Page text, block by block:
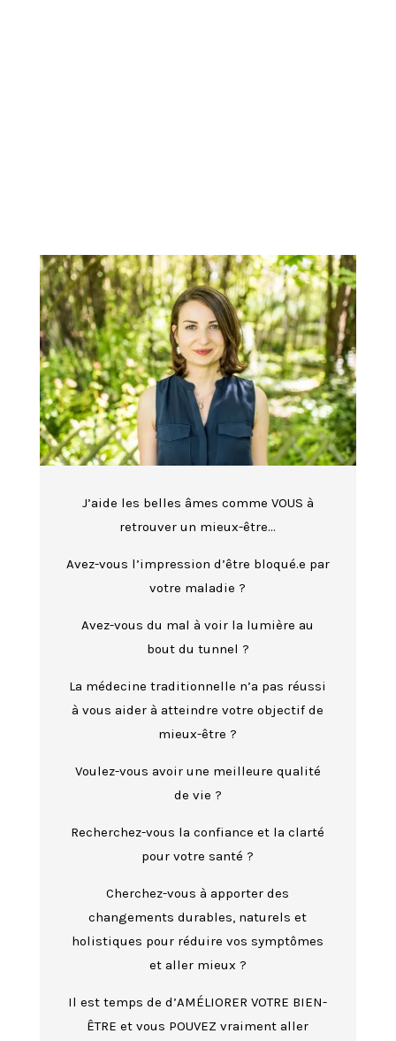
J’aide les belles âmes comme VOUS à
retrouver un mieux-être…
Avez-vous l’impression d’être bloqué.e par
votre maladie ?
Avez-vous du mal à voir la lumière au
bout du tunnel ?
La médecine traditionnelle n’a pas réussi
à vous aider à atteindre votre objectif de
mieux-être ?
Voulez-vous avoir une meilleure qualité
de vie ?
Recherchez-vous la confiance et la clarté
pour votre santé ?
Cherchez-vous à apporter des
changements durables, naturels et
holistiques pour réduire vos symptômes
et aller mieux ?
Il est temps de d’AMÉLIORER VOTRE BIEN-
ÊTRE et vous POUVEZ vraiment aller